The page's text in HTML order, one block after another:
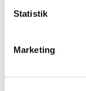
Statistik
Marketing